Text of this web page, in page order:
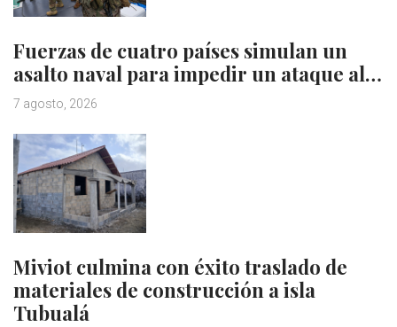
Fuerzas de cuatro países simulan un
asalto naval para impedir un ataque al…
7 agosto, 2026
Miviot culmina con éxito traslado de
materiales de construcción a isla
Tubualá